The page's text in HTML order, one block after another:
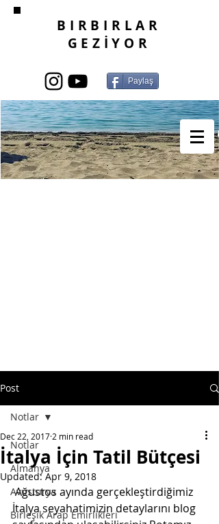
BIRBIRLAR
GEZİYOR
Paylaş
Post
Notlar
Almanya
Avusturya
Birleşik Arap Emirlikleri
Notlar
İtalya İçin Tatil Bütçesi
Dec 22, 2017 2 min read
Updated:Apr 9, 2018
Ağustos ayında gerçekleştirdiğimiz
İtalya seyahatimizin detaylarını blog